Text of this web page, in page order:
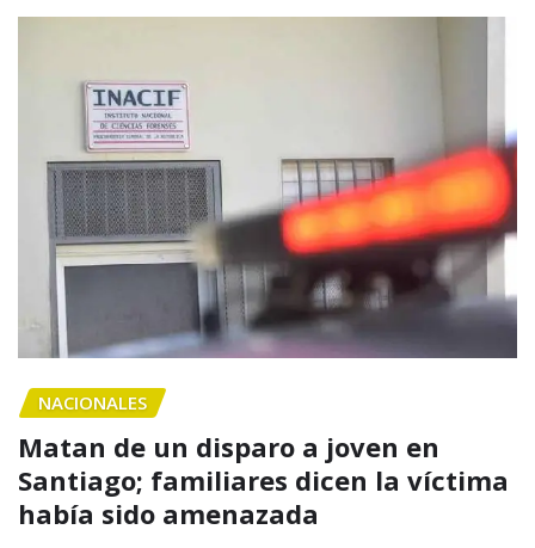
NACIONALES
Matan de un disparo a joven en
Santiago; familiares dicen la víctima
había sido amenazada